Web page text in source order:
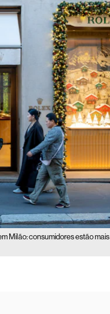
Milão: consumidores estão mais